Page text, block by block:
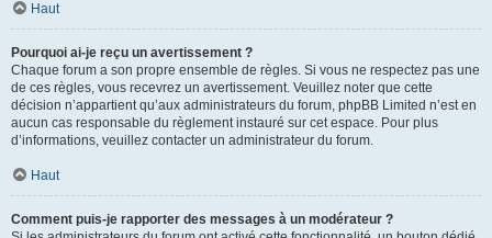
Haut
Pourquoi ai-je reçu un avertissement ?
Chaque forum a son propre ensemble de règles. Si vous ne respectez pas une
de ces règles, vous recevrez un avertissement. Veuillez noter que cette
décision n’appartient qu’aux administrateurs du forum, phpBB Limited n’est en
aucun cas responsable du règlement instauré sur cet espace. Pour plus
d’informations, veuillez contacter un administrateur du forum.
Haut
Comment puis-je rapporter des messages à un modérateur ?